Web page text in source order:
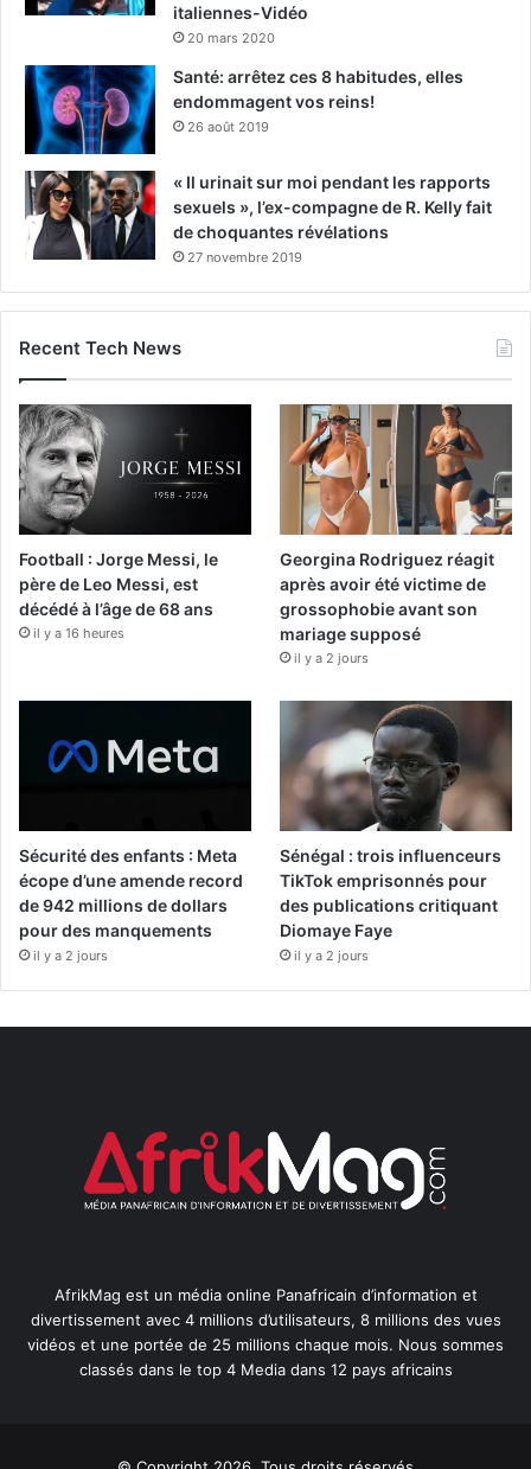
italiennes-Vidéo
20 mars 2020
Santé: arrêtez ces 8 habitudes, elles
endommagent vos reins!
26 août 2019
« Il urinait sur moi pendant les rapports
sexuels », l’ex-compagne de R. Kelly fait
de choquantes révélations
27 novembre 2019
Recent Tech News
Football : Jorge Messi, le
père de Leo Messi, est
décédé à l’âge de 68 ans
il y a 16 heures
Georgina Rodriguez réagit
après avoir été victime de
grossophobie avant son
mariage supposé
il y a 2 jours
Sécurité des enfants : Meta
écope d’une amende record
de 942 millions de dollars
pour des manquements
il y a 2 jours
Sénégal : trois influenceurs
TikTok emprisonnés pour
des publications critiquant
Diomaye Faye
il y a 2 jours
AfrikMag est un média online Panafricain d’information et
divertissement avec 4 millions d’utilisateurs, 8 millions des vues
vidéos et une portée de 25 millions chaque mois. Nous sommes
classés dans le top 4 Media dans 12 pays africains